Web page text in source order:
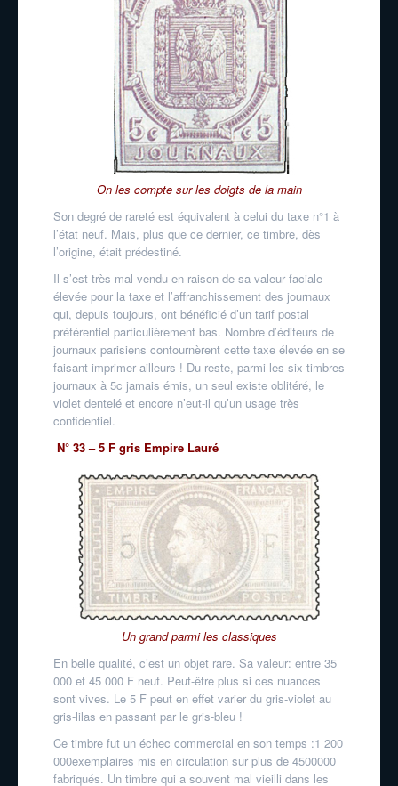
On les compte sur les doigts de la main
Son degré de rareté est équivalent à celui du taxe n°1 à
l’état neuf. Mais, plus que ce dernier, ce timbre, dès
l’origine, était prédestiné.
Il s’est très mal vendu en raison de sa valeur faciale
élevée pour la taxe et l’affranchissement des journaux
qui, depuis toujours, ont bénéficié d’un tarif postal
préférentiel particulièrement bas. Nombre d’éditeurs de
journaux parisiens contournèrent cette taxe élevée en se
faisant imprimer ailleurs ! Du reste, parmi les six timbres
journaux à 5c jamais émis, un seul existe oblitéré, le
violet dentelé et encore n’eut-il qu’un usage très
confidentiel.
N° 33 – 5 F gris Empire Lauré
Un grand parmi les classiques
En belle qualité, c’est un objet rare. Sa valeur: entre 35
000 et 45 000 F neuf. Peut-être plus si ces nuances
sont vives. Le 5 F peut en effet varier du gris-violet au
gris-lilas en passant par le gris-bleu !
Ce timbre fut un échec commercial en son temps :1 200
000exemplaires mis en circulation sur plus de 4500000
fabriqués. Un timbre qui a souvent mal vieilli dans les